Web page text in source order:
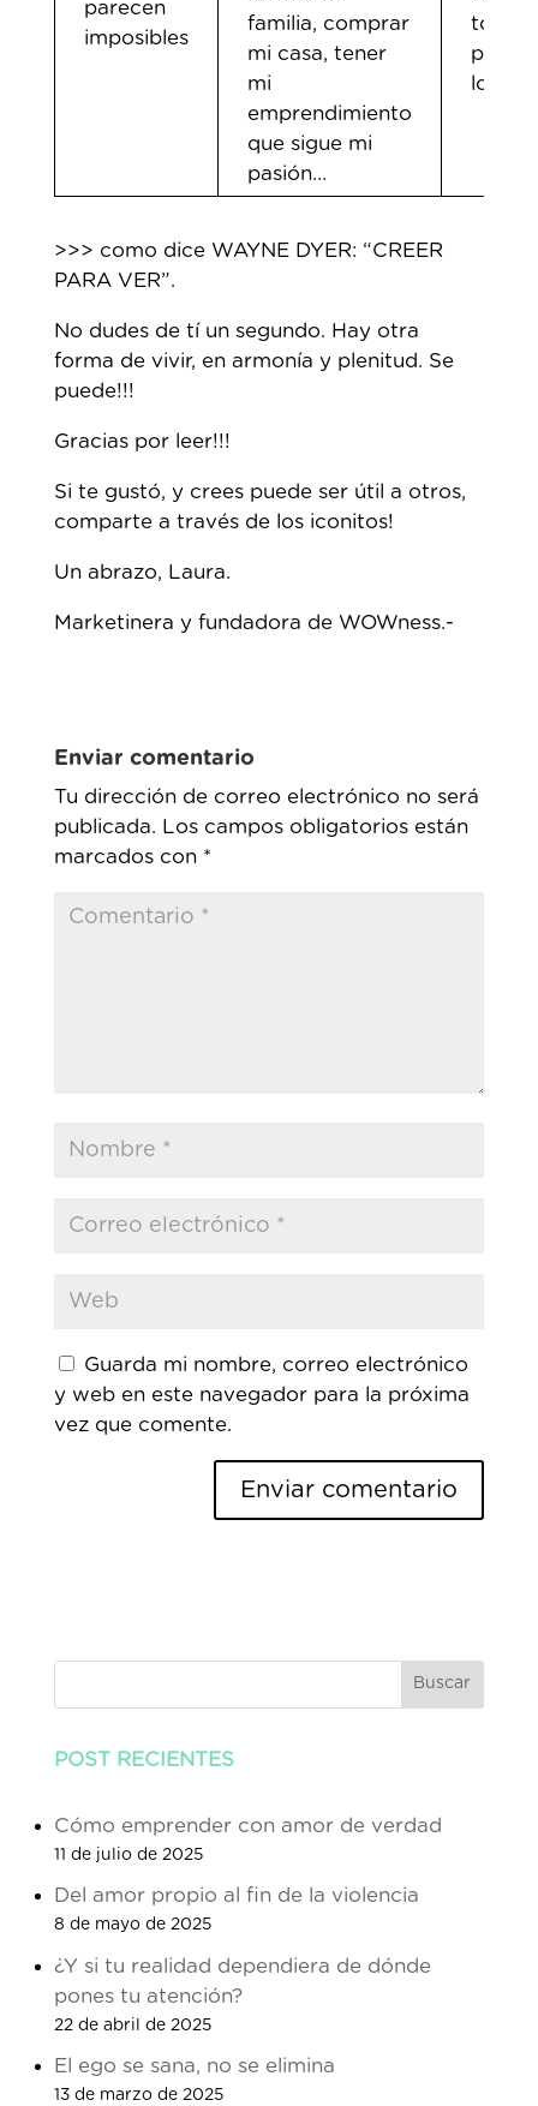
parecen
imposibles
familia, comprar
mi casa, tener
mi
emprendimiento
que sigue mi
pasión…
todo
para
>>> como dice WAYNE DYER: “CREER
PARA VER”.
No dudes de tí un segundo. Hay otra
forma de vivir, en armonía y plenitud. Se
puede!!!
Gracias por leer!!!
Si te gustó, y crees puede ser útil a otros,
comparte a través de los iconitos!
Un abrazo, Laura.
Marketinera y fundadora de WOWness.-
Enviar comentario
Tu dirección de correo electrónico no será
publicada. Los campos obligatorios están
marcados con *
Guarda mi nombre, correo electrónico
y web en este navegador para la próxima
vez que comente.
Buscar
POST RECIENTES
Cómo emprender con amor de verdad
11 de julio de 2025
Del amor propio al fin de la violencia
8 de mayo de 2025
¿Y si tu realidad dependiera de dónde
pones tu atención?
22 de abril de 2025
El ego se sana, no se elimina
13 de marzo de 2025